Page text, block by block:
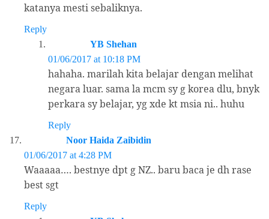
katanya mesti sebaliknya.
Reply
YB Shehan
01/06/2017 at 10:18 PM
hahaha. marilah kita belajar dengan melihat
negara luar. sama la mcm sy g korea dlu, bnyk
perkara sy belajar, yg xde kt msia ni.. huhu
Reply
Noor Haida Zaibidin
01/06/2017 at 4:28 PM
Waaaaa…. bestnye dpt g NZ.. baru baca je dh rase
best sgt
Reply